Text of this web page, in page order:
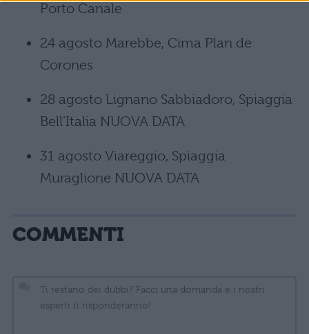
Porto Canale
24 agosto Marebbe, Cima Plan de
Corones
28 agosto Lignano Sabbiadoro, Spiaggia
Bell’Italia NUOVA DATA
31 agosto Viareggio, Spiaggia
Muraglione NUOVA DATA
COMMENTI